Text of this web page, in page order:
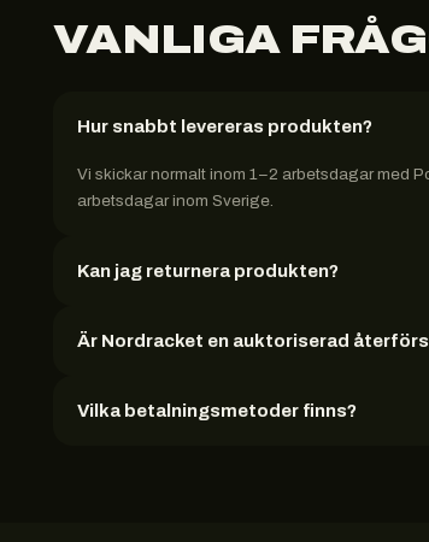
VANLIGA
Hur snabbt levereras produkten?
Vi skickar normalt inom 1–2 arbetsdagar med
arbetsdagar inom Sverige.
Kan jag returnera produkten?
Är Nordracket en auktoriserad
Vilka betalningsmetoder finns?